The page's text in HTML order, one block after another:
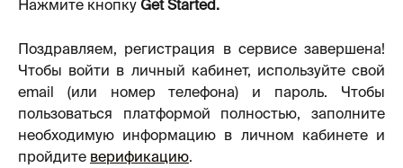
Нажмите кнопку Get Started.
Поздравляем, регистрация в сервисе завершена!
Чтобы войти в личный кабинет, используйте свой
email (или номер телефона) и пароль. Чтобы
пользоваться платформой полностью, заполните
необходимую информацию в личном кабинете и
пройдите верификацию.